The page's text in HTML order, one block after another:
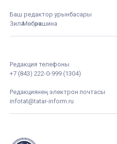
Баш редактор урынбасары
Зилә Мөбәрәкшина
Редакция телефоны
+7 (843) 222-0-999 (1304)
Редакциянең электрон почтасы
infotat@tatar-inform.ru